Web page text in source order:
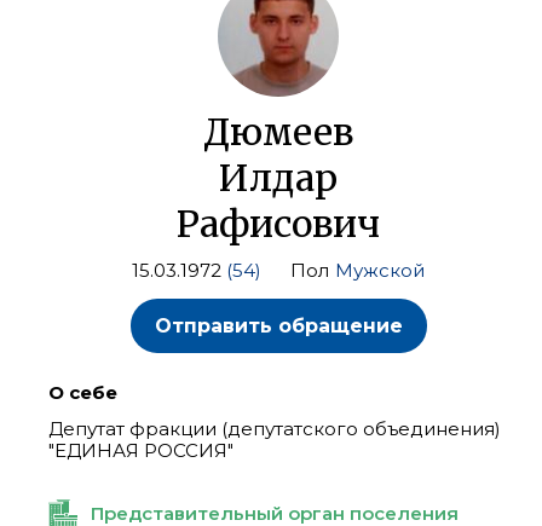
Дюмеев
Илдар
Рафисович
15.03.1972 (54) Пол Мужской
Отправить обращение
О себе
Депутат фракции (депутатского объединения)
"ЕДИНАЯ РОССИЯ"
Представительный орган поселения